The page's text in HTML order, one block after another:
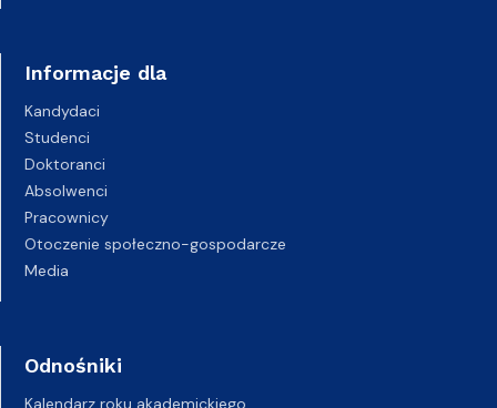
Informacje dla
Kandydaci
Studenci
Doktoranci
Absolwenci
Pracownicy
Otoczenie społeczno-gospodarcze
Media
Odnośniki
Kalendarz roku akademickiego